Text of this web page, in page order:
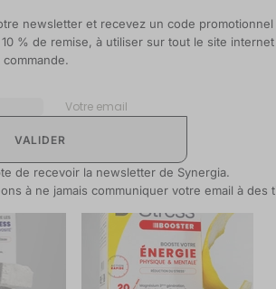
newsletter et recevez un code promotionnel
% de remise, à utiliser sur tout le site
Votre email
de recevoir la newsletter de Synergia.
à ne jamais communiquer votre email à des
11,90 €